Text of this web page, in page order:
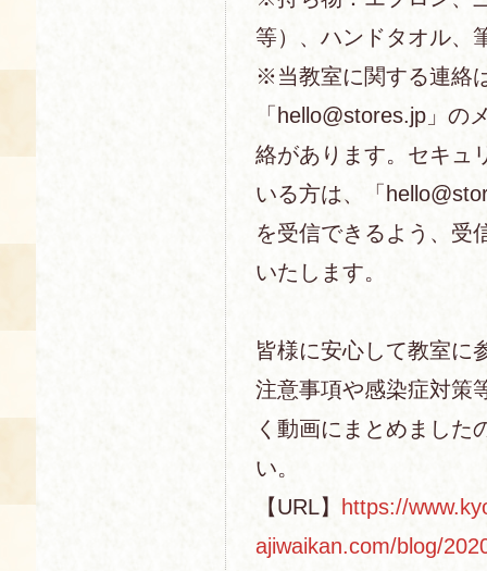
等）、ハンドタオル、
※当教室に関する連絡
「hello@stores.jp」の
絡があります。セキュ
いる方は、「
を受信できるよう、受
いたします。
皆様に安心して教室に
注意事項や感染症対策
く動画にまとめました
い。
【URL】
https://
ajiwaikan.com/blog/